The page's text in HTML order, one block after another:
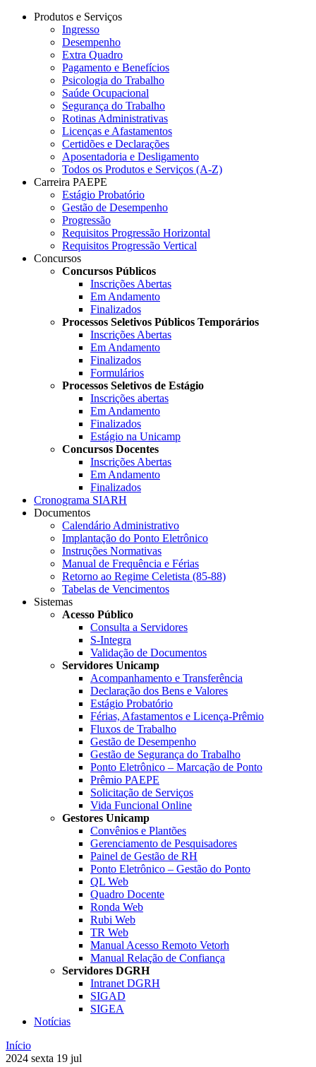
Produtos e Serviços
Ingresso
Desempenho
Extra Quadro
Pagamento e Benefícios
Psicologia do Trabalho
Saúde Ocupacional
Segurança do Trabalho
Rotinas Administrativas
Licenças e Afastamentos
Certidões e Declarações
Aposentadoria e Desligamento
Todos os Produtos e Serviços (A-Z)
Carreira PAEPE
Estágio Probatório
Gestão de Desempenho
Progressão
Requisitos Progressão Horizontal
Requisitos Progressão Vertical
Concursos
Concursos Públicos
Inscrições Abertas
Em Andamento
Finalizados
Processos Seletivos Públicos Temporários
Inscrições Abertas
Em Andamento
Finalizados
Formulários
Processos Seletivos de Estágio
Inscrições abertas
Em Andamento
Finalizados
Estágio na Unicamp
Concursos Docentes
Inscrições Abertas
Em Andamento
Finalizados
Cronograma SIARH
Documentos
Calendário Administrativo
Implantação do Ponto Eletrônico
Instruções Normativas
Manual de Frequência e Férias
Retorno ao Regime Celetista (85-88)
Tabelas de Vencimentos
Sistemas
Acesso Público
Consulta a Servidores
S-Integra
Validação de Documentos
Servidores Unicamp
Acompanhamento e Transferência
Declaração dos Bens e Valores
Estágio Probatório
Férias, Afastamentos e Licença-Prêmio
Fluxos de Trabalho
Gestão de Desempenho
Gestão de Segurança do Trabalho
Ponto Eletrônico – Marcação de Ponto
Prêmio PAEPE
Solicitação de Serviços
Vida Funcional Online
Gestores Unicamp
Convênios e Plantões
Gerenciamento de Pesquisadores
Painel de Gestão de RH
Ponto Eletrônico – Gestão do Ponto
QL Web
Quadro Docente
Ronda Web
Rubi Web
TR Web
Manual Acesso Remoto Vetorh
Manual Relação de Confiança
Servidores DGRH
Intranet DGRH
SIGAD
SIGEA
Notícias
Início
2024 sexta 19 jul